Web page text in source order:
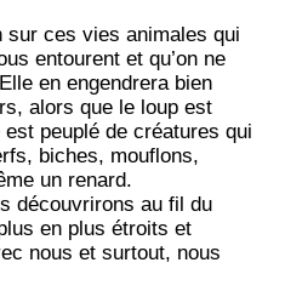
sur ces vies animales qui
entourent et qu’on ne
en engendrera bien
alors que le loup est
peuplé de créatures qui
biches, mouflons,
un renard.
découvrirons au fil du
en plus étroits et
nous et surtout, nous